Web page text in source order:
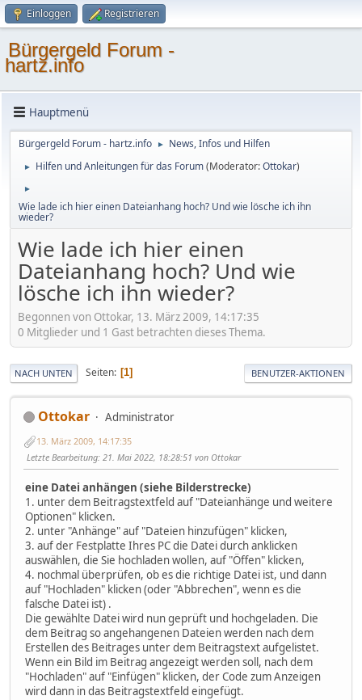
Einloggen Registrieren
Bürgergeld Forum -
hartz.info
Hauptmenü
Bürgergeld Forum - hartz.info ► News, Infos und Hilfen
► Hilfen und Anleitungen für das Forum(Moderator:Ottokar)
►
Wie lade ich hier einen Dateianhang hoch? Und wie lösche ich ihn
wieder?
Wie lade ich hier einen
Dateianhang hoch? Und wie
lösche ich ihn wieder?
Begonnen von Ottokar, 13. März 2009, 14:17:35
0 Mitglieder und 1 Gast betrachten dieses Thema.
NACH UNTEN Seiten 1 BENUTZER-AKTIONEN
Ottokar Administrator
13. März 2009, 14:17:35
Letzte Bearbeitung: 21. Mai 2022, 18:28:51 von Ottokar
eine Datei anhängen (siehe Bilderstrecke)
1. unter dem Beitragstextfeld auf "Dateianhänge und weitere
Optionen" klicken.
2. unter "Anhänge" auf "Dateien hinzufügen" klicken,
3. auf der Festplatte Ihres PC die Datei durch anklicken
auswählen, die Sie hochladen wollen, auf "Öffen" klicken,
4. nochmal überprüfen, ob es die richtige Datei ist, und dann
auf "Hochladen" klicken (oder "Abbrechen", wenn es die
falsche Datei ist) .
Die gewählte Datei wird nun geprüft und hochgeladen. Die
dem Beitrag so angehangenen Dateien werden nach dem
Erstellen des Beitrages unter dem Beitragstext aufgelistet.
Wenn ein Bild im Beitrag angezeigt werden soll, nach dem
"Hochladen" auf "Einfügen" klicken, der Code zum Anzeigen
wird dann in das Beitragstextfeld eingefügt.